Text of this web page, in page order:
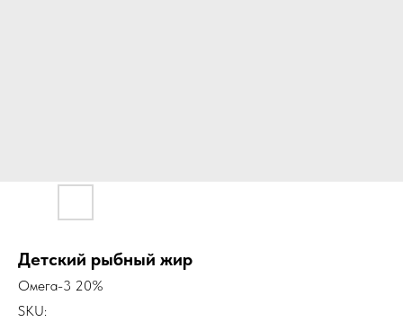
Детский рыбный жир
Омега-3 20%
SKU: